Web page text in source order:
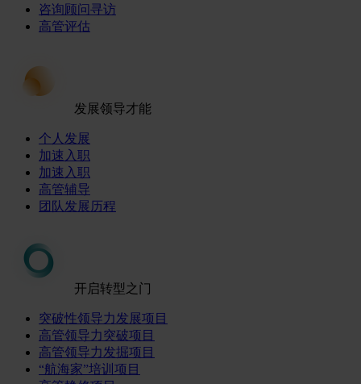
咨询顾问寻访
高管评估
发展领导才能
个人发展
加速入职
加速入职
高管辅导
团队发展历程
开启转型之门
突破性领导力发展项目
高管领导力突破项目
高管领导力发掘项目
“航海家”培训项目